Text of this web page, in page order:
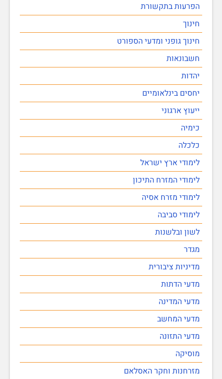
הפרעות בתקשורת
חינוך
חינוך גופני ומדעי הספורט
חשבונאות
יהדות
יחסים בינלאומיים
ייעוץ ארגוני
כימיה
כלכלה
לימודי ארץ ישראל
לימודי המזרח התיכון
לימודי מזרח אסיה
לימודי סביבה
לשון ובלשנות
מגדר
מדיניות ציבורית
מדעי הדתות
מדעי המדינה
מדעי המחשב
מדעי התזונה
מוסיקה
מזרחנות וחקר האסלאם